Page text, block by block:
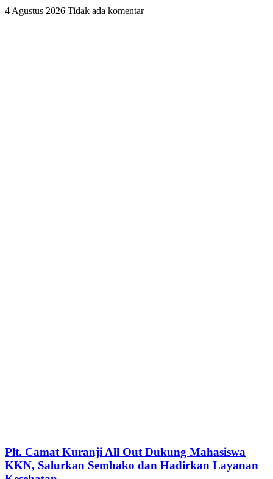
4 Agustus 2026 Tidak ada komentar
Plt. Camat Kuranji All Out Dukung Mahasiswa
KKN, Salurkan Sembako dan Hadirkan Layanan